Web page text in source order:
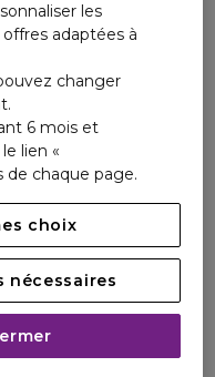
les
adaptées à
changer
6 mois et
lien «
de chaque page.
choix
nécessaires